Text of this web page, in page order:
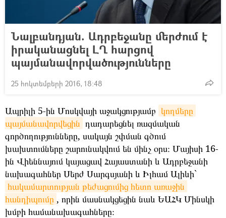
Նալբանդյան. Ադրբեջանը մերժում է
իրականացնել ԼՂ հարցով
պայմանավորվածությունները
25 հոկտեմբերի 2016, 18:48
Ապրիլի 5-ին Մոսկվայի աջակցությամբ կողմերը
պայմանավորվեցին դադարեցնել ռազմական
գործողությունները, սակայն շփման գծում
խախտումները շարունակվում են մինչ օրս։ Մայիսի 16-
ին Վիեննայում կայացավ Հայաստանի և Ադրբեջանի
նախագահներ Սերժ Սարգսյանի և Իլհամ Ալիևի`
հակամարտության թեժացումից հետո առաջին
հանդիպումը , որին մասնակցեցին նաև ԵԱՀԿ Մինսկի
խմբի համանախագահները։